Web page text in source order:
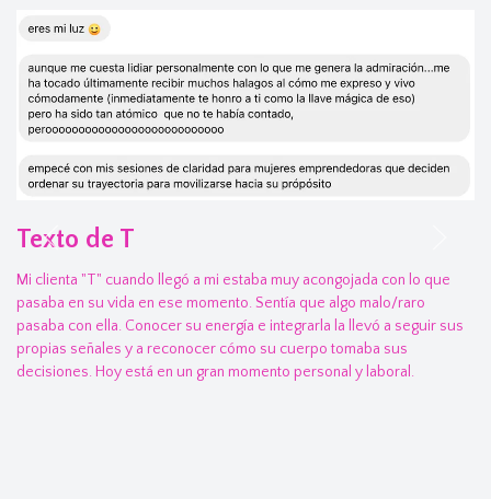
Texto de T
Mi clienta "T" cuando llegó a mi estaba muy acongojada con lo que
pasaba en su vida en ese momento. Sentía que algo malo/raro
pasaba con ella. Conocer su energía e integrarla la llevó a seguir sus
propias señales y a reconocer cómo su cuerpo tomaba sus
decisiones. Hoy está en un gran momento personal y laboral.